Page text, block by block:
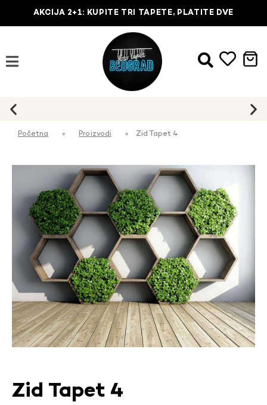
AKCIJA 2+1: KUPITE TRI TAPETE, PLATITE DVE
Početna » Proizvodi » Zid Tapet 4
Zid Tapet 4